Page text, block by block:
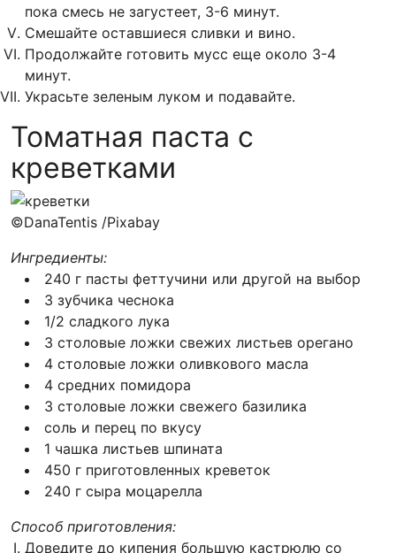
пока смесь не загустеет, 3-6 минут.
Смешайте оставшиеся сливки и вино.
Продолжайте готовить мусс еще около 3-4
минут.
Украсьте зеленым луком и подавайте.
Томатная паста с
креветками
©DanaTentis /Pixabay
Ингредиенты:
240 г пасты феттучини или другой на выбор
3 зубчика чеснока
1/2 сладкого лука
3 столовые ложки свежих листьев орегано
4 столовые ложки оливкового масла
4 средних помидора
3 столовые ложки свежего базилика
соль и перец по вкусу
1 чашка листьев шпината
450 г приготовленных креветок
240 г сыра моцарелла
Способ приготовления:
Доведите до кипения большую кастрюлю со